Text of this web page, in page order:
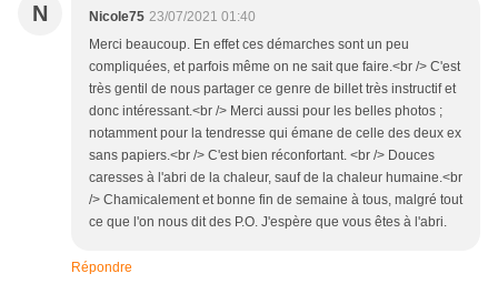
N Nicole75 23/07/2021 01:40
Merci beaucoup. En effet ces démarches sont un peu
compliquées, et parfois même on ne sait que faire.<br /> C'est
très gentil de nous partager ce genre de billet très instructif et
donc intéressant.<br /> Merci aussi pour les belles photos ;
notamment pour la tendresse qui émane de celle des deux ex
sans papiers.<br /> C'est bien réconfortant. <br /> Douces
caresses à l'abri de la chaleur, sauf de la chaleur humaine.<br
/> Chamicalement et bonne fin de semaine à tous, malgré tout
ce que l'on nous dit des P.O. J'espère que vous êtes à l'abri.
Répondre